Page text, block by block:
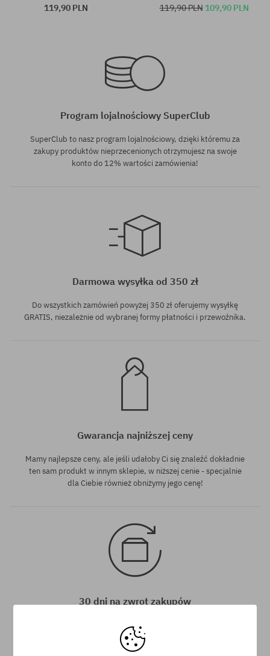
119,90 PLN 119,90 PLN 109,90 PLN
Program lojalnościowy SuperClub
SuperClub to nasz program lojalnościowy, dzięki któremu za
zakupy produktów nieprzecenionych otrzymujesz na swoje
konto do 12% wartości zamówienia!
Darmowa wysyłka od 350 zł
Do wszystkich zamówień powyżej 350 zł oferujemy wysyłkę
GRATIS, niezależnie od wybranej formy płatności i przewoźnika.
Gwarancja najniższej ceny
Mamy najlepsze ceny, ale jeśli udałoby Ci się znaleźć dokładnie
ten sam produkt w innym sklepie, w niższej cenie - specjalnie
dla Ciebie również obniżymy jego cenę!
30 dni na zwrot zakupów
Na zwrot zakupionych produktów masz 30 dni licząc od daty
otrzymania przesyłki.